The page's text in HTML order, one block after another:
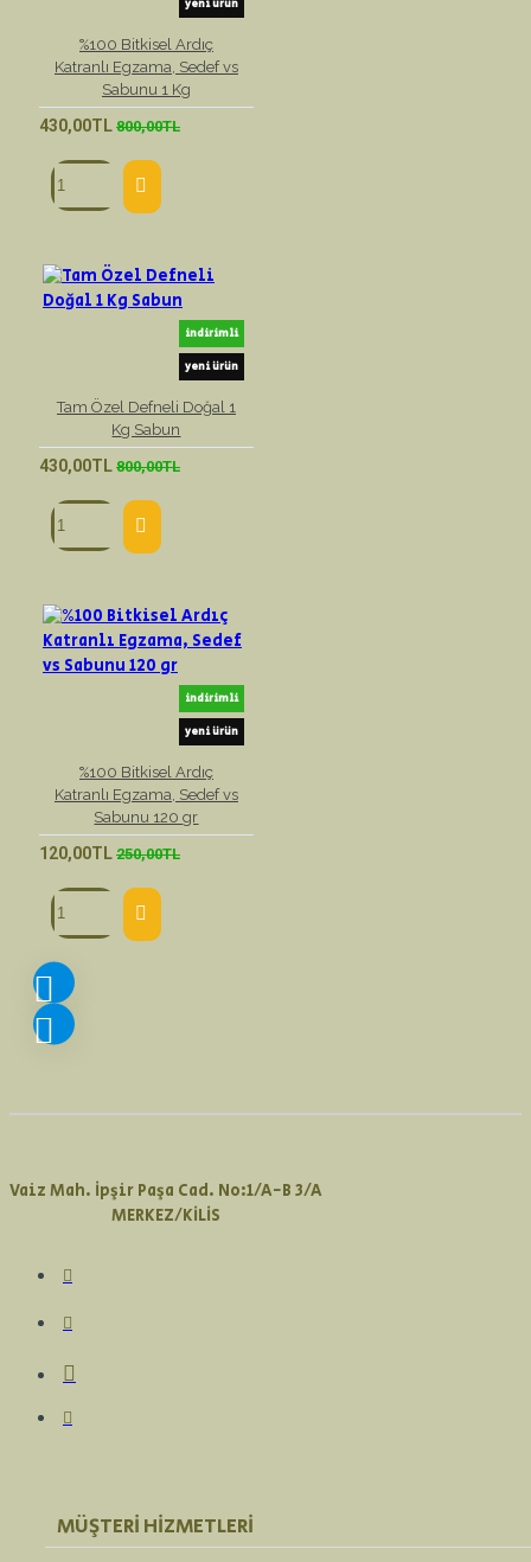
yeni ürün
%100 Bitkisel Ardıç
Katranlı Egzama, Sedef vs
Sabunu 1 Kg
430,00TL 800,00TL
indirimli
yeni ürün
Tam Özel Defneli Doğal 1
Kg Sabun
430,00TL 800,00TL
indirimli
yeni ürün
%100 Bitkisel Ardıç
Katranlı Egzama, Sedef vs
Sabunu 120 gr
120,00TL 250,00TL
Vaiz Mah. İpşir Paşa Cad. No:1/A-B 3/A
MERKEZ/KİLİS
MÜŞTERI HIZMETLERI